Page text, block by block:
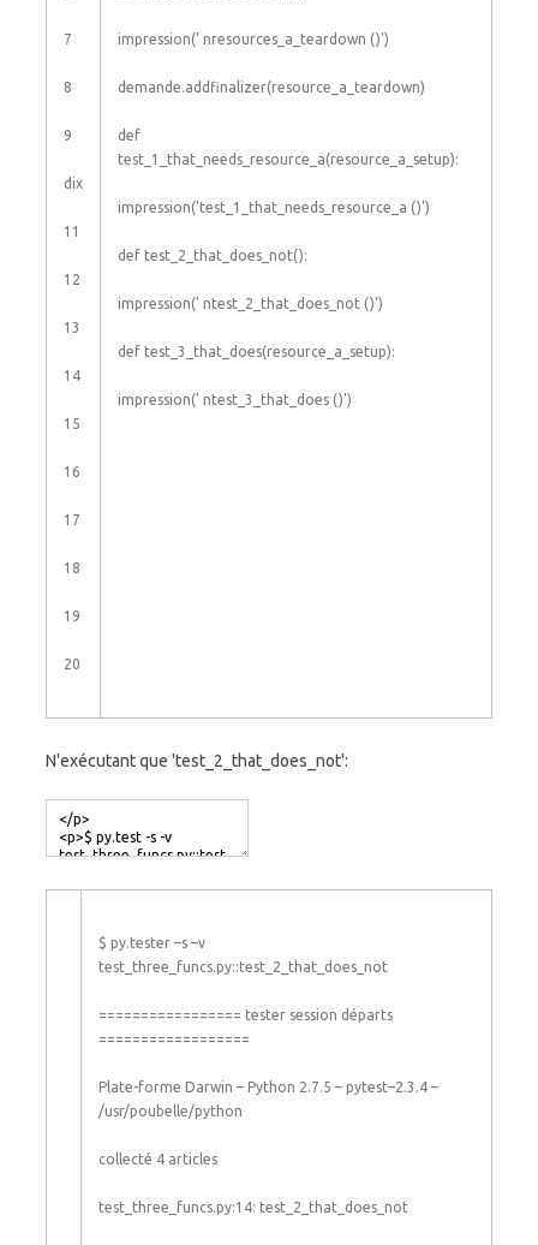
7
8
9
dix
11
12
13
14
15
16
17
18
19
20
impression(' nresources_a_teardown ()')
demande.addfinalizer(resource_a_teardown)
def
test_1_that_needs_resource_a(resource_a_setup):
impression('test_1_that_needs_resource_a ()')
def test_2_that_does_not():
impression(' ntest_2_that_does_not ()')
def test_3_that_does(resource_a_setup):
impression(' ntest_3_that_does ()')
N'exécutant que 'test_2_that_does_not':
$ py.tester –s –v
test_three_funcs.py::test_2_that_does_not
================= tester session départs
==================
Plate-forme Darwin – Python 2.7.5 – pytest–2.3.4 –
/usr/poubelle/python
collecté 4 articles
test_three_funcs.py:14: test_2_that_does_not